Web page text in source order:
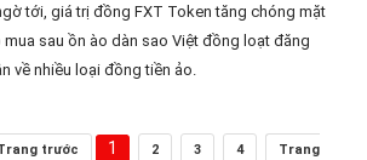
tới, giá trị đồng FXT Token tăng chóng mặt
sau ồn ào dàn sao Việt đồng loạt đăng
về nhiều loại đồng tiền ảo.
trước 1 2 3 4
Trang